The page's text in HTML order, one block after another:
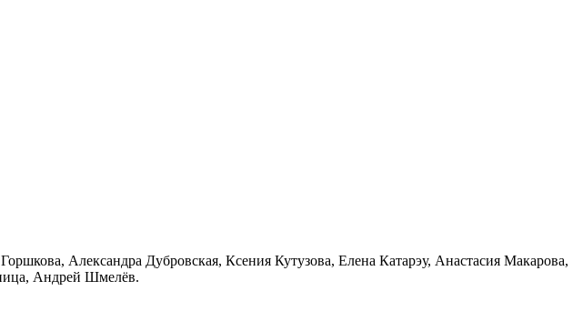
Александра Дубровская, Ксения Кутузова, Елена Катарэу, Анастасия Макарова,
Андрей Шмелёв.